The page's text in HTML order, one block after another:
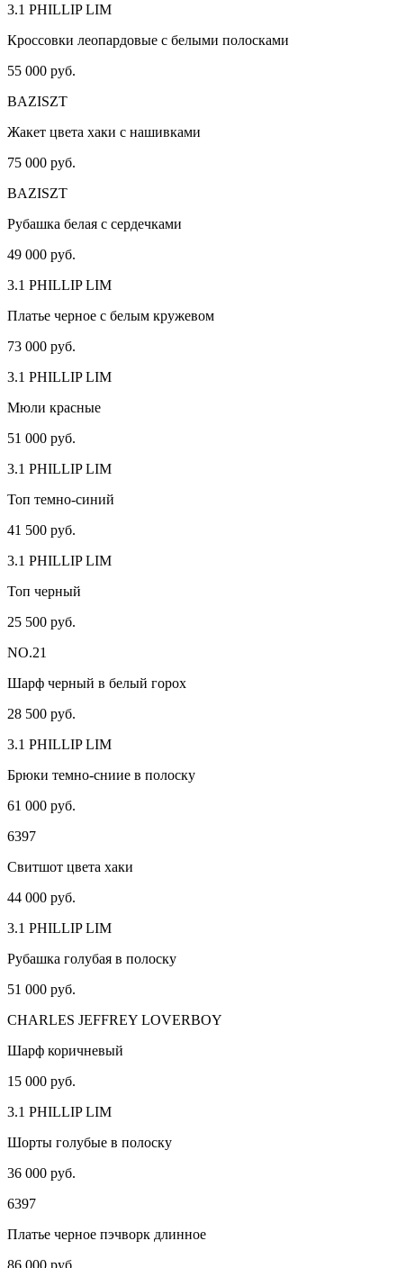
3.1 PHILLIP LIM
Кроссовки леопардовые с белыми полосками
55 000 руб.
BAZISZT
Жакет цвета хаки с нашивками
75 000 руб.
BAZISZT
Рубашка белая с сердечками
49 000 руб.
3.1 PHILLIP LIM
Платье черное с белым кружевом
73 000 руб.
3.1 PHILLIP LIM
Мюли красные
51 000 руб.
3.1 PHILLIP LIM
Топ темно-синий
41 500 руб.
3.1 PHILLIP LIM
Топ черный
25 500 руб.
NO.21
Шарф черный в белый горох
28 500 руб.
3.1 PHILLIP LIM
Брюки темно-сниие в полоску
61 000 руб.
6397
Свитшот цвета хаки
44 000 руб.
3.1 PHILLIP LIM
Рубашка голубая в полоску
51 000 руб.
CHARLES JEFFREY LOVERBOY
Шарф коричневый
15 000 руб.
3.1 PHILLIP LIM
Шорты голубые в полоску
36 000 руб.
6397
Платье черное пэчворк длинное